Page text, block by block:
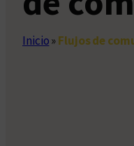
Inicio»Flujos de